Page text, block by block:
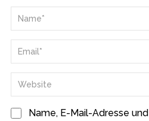
Name, E-Mail-Adresse und